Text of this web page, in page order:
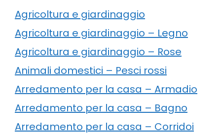
Agricoltura e giardinaggio
Agricoltura e giardinaggio – Legno
Agricoltura e giardinaggio – Rose
Animali domestici – Pesci rossi
Arredamento per la casa – Armadio
Arredamento per la casa – Bagno
Arredamento per la casa – Corridoi